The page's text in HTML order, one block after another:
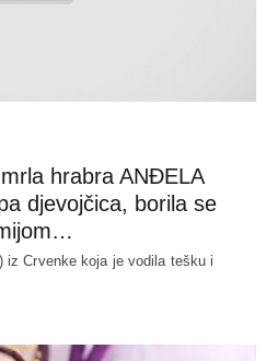
hrabra ANĐELA
djevojčica, borila se
iz Crvenke koja je vodila tešku i